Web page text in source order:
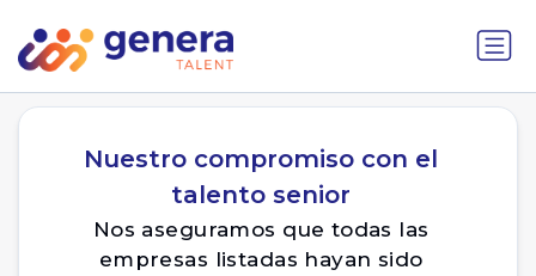
Nuestro compromiso con el
talento senior
Nos aseguramos que todas las
empresas listadas hayan sido